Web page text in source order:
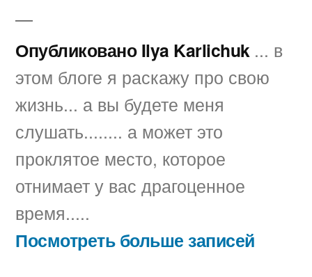
Опубликовано Ilya Karlichuk ... в
этом блоге я раскажу про свою
жизнь... а вы будете меня
слушать........ а может это
проклятое место, которое
отнимает у вас драгоценное
время.....
Посмотреть больше записей